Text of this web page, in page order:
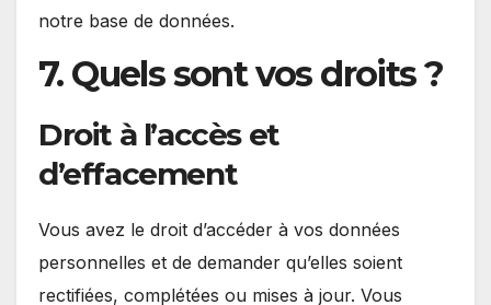
notre base de données.
7. Quels sont vos droits ?
Droit à l’accès et
d’effacement
Vous avez le droit d’accéder à vos données
personnelles et de demander qu’elles soient
rectifiées, complétées ou mises à jour. Vous